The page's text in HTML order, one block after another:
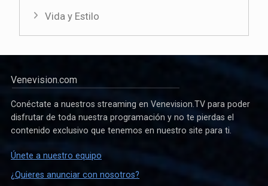
Vida y Estilo
Venevision.com
Conéctate a nuestros streaming en Venevision.TV para poder
disfrutar de toda nuestra programación y no te pierdas el
contenido exclusivo que tenemos en nuestro site para ti.
Únete a nuestro equipo
¿Quieres anunciar con nosotros?